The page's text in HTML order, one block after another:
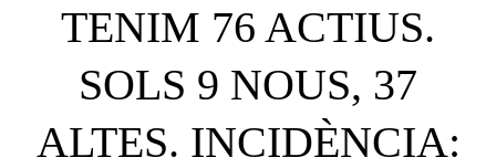
TENIM 76 ACTIUS.
SOLS 9 NOUS, 37
ALTES. INCIDÈNCIA: